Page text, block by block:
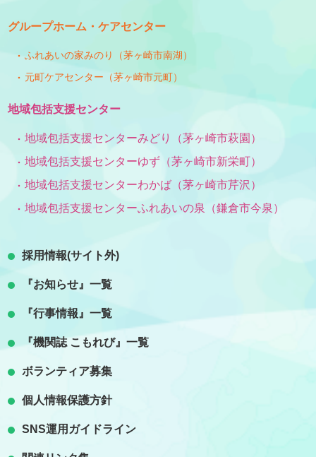
グループホーム・ケアセンター
ふれあいの家みのり（茅ヶ崎市南湖）
元町ケアセンター（茅ヶ崎市元町）
地域包括支援センター
地域包括支援センターみどり（茅ヶ崎市萩園）
地域包括支援センターゆず（茅ヶ崎市新栄町）
地域包括支援センターわかば（茅ヶ崎市芹沢）
地域包括支援センターふれあいの泉（鎌倉市今泉）
採用情報(サイト外)
『お知らせ』一覧
『行事情報』一覧
『機関誌 こもれび』一覧
ボランティア募集
個人情報保護方針
SNS運用ガイドライン